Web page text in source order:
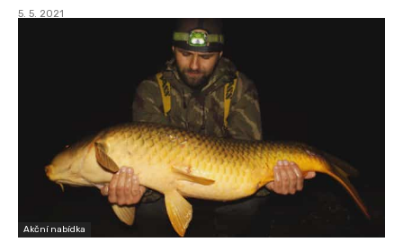
5. 5. 2021
Akční nabídka